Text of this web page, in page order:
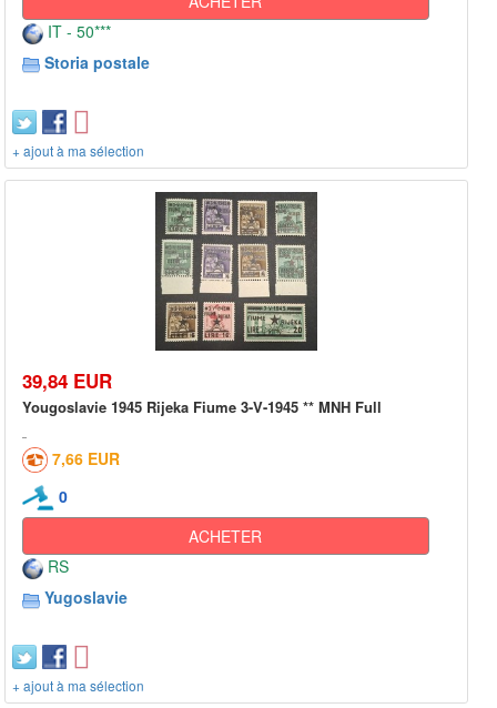
IT - 50***
Storia postale
+ ajout à ma sélection
39,84 EUR
Yougoslavie 1945 Rijeka Fiume 3-V-1945 ** MNH Full
7,66 EUR
0
ACHETER
RS
Yugoslavie
+ ajout à ma sélection